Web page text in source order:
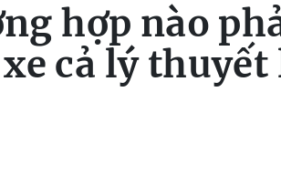
hợp nào
cả lý thuyết